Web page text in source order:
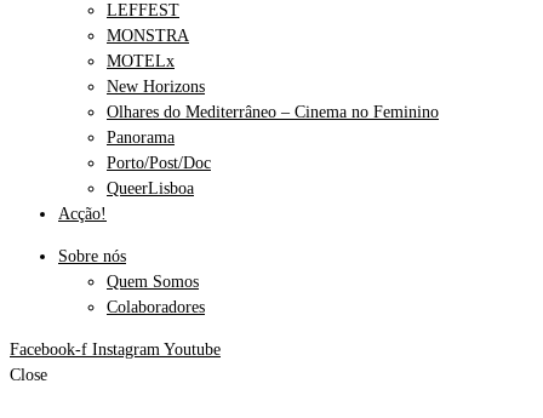
LEFFEST
MONSTRA
MOTELx
New Horizons
Olhares do Mediterrâneo – Cinema no Feminino
Panorama
Porto/Post/Doc
QueerLisboa
Acção!
Sobre nós
Quem Somos
Colaboradores
Facebook-f Instagram Youtube
Close